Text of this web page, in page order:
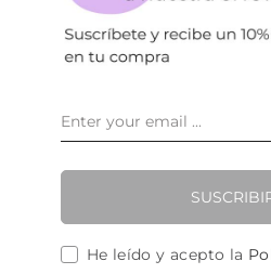
He leído y acepto la